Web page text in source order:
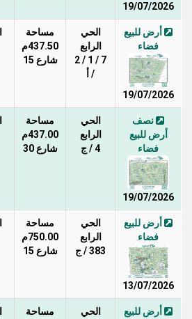
19/07/2026
أرض للبيع
فضاء
19/07/2026
الحي
الرابع
7 / 1 / 2
/ أ
مساحة
437.50م
شارع 15
نصف
أرض للبيع
فضاء
19/07/2026
الحي
الرابع
4 / ج
مساحة
437.00م
شارع 30
أرض للبيع
فضاء
13/07/2026
الحي
الرابع
383 / ج
مساحة
750.00م
شارع 15
أرض للبيع
الحي
مساحة